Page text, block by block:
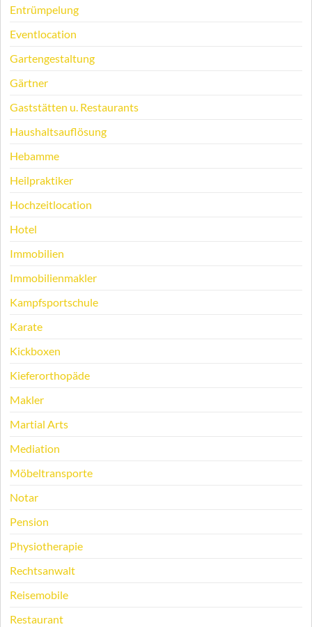
Entrümpelung
Eventlocation
Gartengestaltung
Gärtner
Gaststätten u. Restaurants
Haushaltsauflösung
Hebamme
Heilpraktiker
Hochzeitlocation
Hotel
Immobilien
Immobilienmakler
Kampfsportschule
Karate
Kickboxen
Kieferorthopäde
Makler
Martial Arts
Mediation
Möbeltransporte
Notar
Pension
Physiotherapie
Rechtsanwalt
Reisemobile
Restaurant